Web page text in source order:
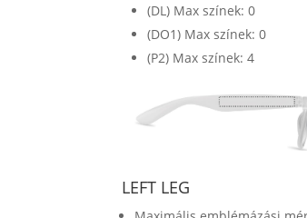
(DL) Max színek: 0
(DO1) Max színek: 0
(P2) Max színek: 4
LEFT LEG